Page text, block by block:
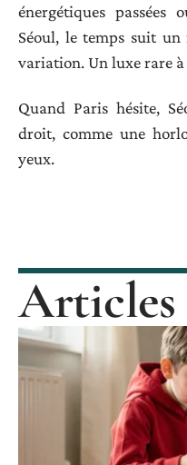
énergétiques passées
Séoul, le temps suit
variation. Un luxe rare à
Quand Paris hésite,
droit, comme une
yeux.
Articles